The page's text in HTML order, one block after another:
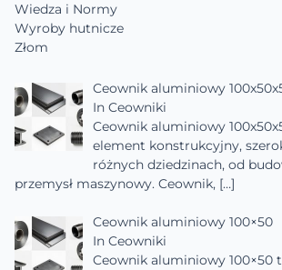
Wiedza i Normy
Wyroby hutnicze
Złom
Ceownik aluminiowy
In Ceowniki
Ceownik aluminiowy
element konstrukcyjny,
różnych dziedzinach, od
przemysł maszynowy. Ceownik, […]
Ceownik aluminiowy 100×50
In Ceowniki
Ceownik aluminiowy 100×50